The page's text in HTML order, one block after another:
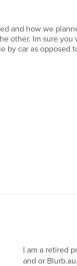
and how we
other. Im sure you
by car as opposed
I am a retired
and or